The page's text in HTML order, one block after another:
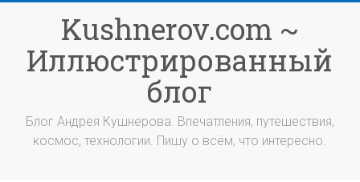
содержимомуKushnerov.com ~
Иллюстрированный
блог
Блог Андрея Кушнерова. Впечатления, путешествия,
космос, технологии. Пишу о всём, что интересно.